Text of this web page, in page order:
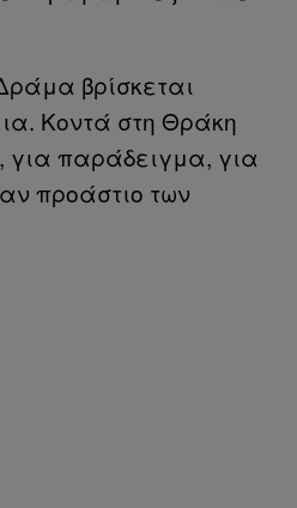
βρίσκεται
Κοντά στη Θράκη
για παράδειγμα, για
προάστιο των